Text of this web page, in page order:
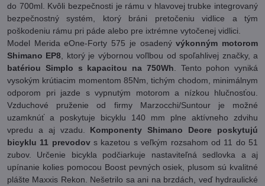
do 700ml. Kvôli bezpečnosti je rámu v hlavovej trubke integrovaný
bezpečnostný systém, ktorý bráni pretočeniu vidlice a tým
poškodeniu rámu pri páde alebo pre ixtrémne vytočenej vidlici.
Model Merida eOne-Forty 575 je osadenývýkonným motorom
Shimano EP8 , ktorý je výbornou voľlbou od spoľahlivej značky, a
batériou Simplo s kapacitou na 750Wh . Tento pohon vyniká
vysokým krútiacim momentom 85Nm, tichým chodom, minimálnym
odporom pri jazde s vypnutým motorom a nízkou hlučnosťou.
Vzduchové pruženie od firmy Marzocchi/Suntour je možné
uzamknúť a poskytuje bicyklu 140 mm plne aktívneho zdvihu
vpredu a aj vzadu.
Komponenty Shimano Deore poskytujú
bicyklu 11 prevodovs kazetou s veľkým rozsahom od 11 do 51
zubov. Určenie bicykla podčiarkuje nastaviteľná sedlovka a aj
upínanie kolies pomocou Boost pevných osiek, plusom sú kvalitné
plášte Maxxis Rekon. Nešetrilo sa ani na brzdách, veď hydraulické